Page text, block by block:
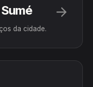
da cidade.